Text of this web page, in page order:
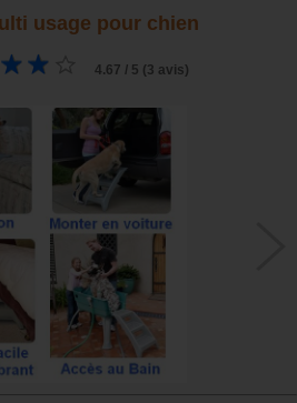
usage pour chien
4.67 / 5 (3 avis)